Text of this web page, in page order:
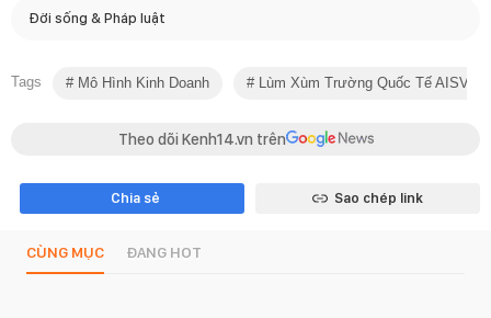
Đời sống & Pháp luật
Tags Mô Hình Kinh Doanh Lùm Xùm Trường Quốc Tế AISVN
Theo dõi Kenh14.vn trên
Chia sẻ Sao chép link
CÙNG MỤC ĐANG HOT